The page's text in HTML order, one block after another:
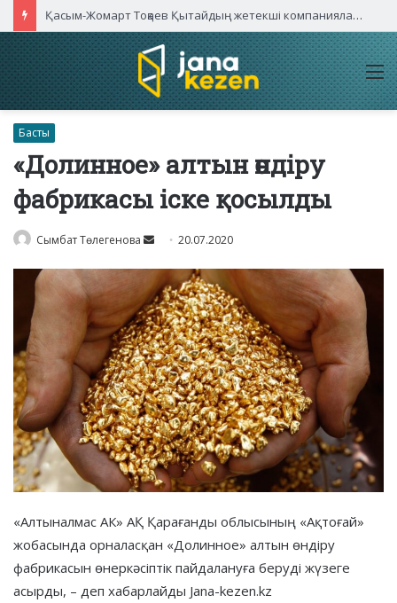
Қасым-Жомарт Тоқаев Қытайдың жетекші компаниялары басшыларымен кездесті
Басты
«Долинное» алтын өндіру
фабрикасы іске қосылды
Сымбат Төлегенова
Send
email
20.07.2020
«Алтыналмас АК» АҚ Қарағанды облысының «Ақтоғай»
жобасында орналасқан «Долинное» алтын өндіру
фабрикасын өнеркәсіптік пайдалануға беруді жүзеге
асырды, – деп хабарлайды Jana-kezen.kz